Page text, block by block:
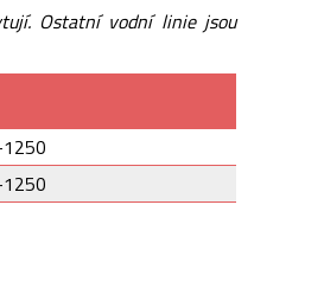
Ostatní vodní linie jsou